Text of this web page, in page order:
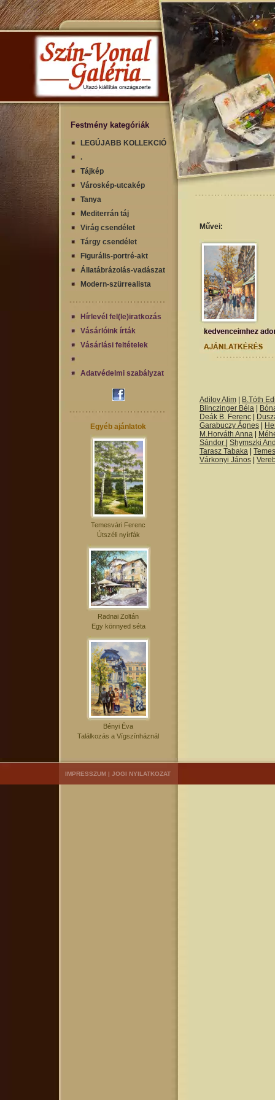
Festmény kategóriák
LEGÚJABB KOLLEKCIÓ
.
Tájkép
Városkép-utcakép
Tanya
Mediterrán táj
Virág csendélet
Tárgy csendélet
Figurális-portré-akt
Állatábrázolás-vadászat
Modern-szürrealista
Hírlevél fel(le)iratkozás
Vásárlóink írták
Vásárlási feltételek
Adatvédelmi szabályzat
Egyéb ajánlatok
Temesvári Ferenc
Útszéli nyírfák
Radnai Zoltán
Egy könnyed séta
Bényi Éva
Találkozás a Vígszínháznál
Művei:
Adilov Alim
B.Tóth
Blinczinger Béla
Deák B. Ferenc
Garabuczy Ágnes
M.Horváth Anna
Sándor
Shymszki
Tarasz Tabaka
Várkonyi János
IMPRESSZUM | JOGI NYILATKOZAT